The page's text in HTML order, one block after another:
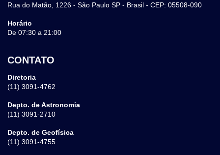
Rua do Matão, 1226 - São Paulo SP - Brasil - CEP: 05508-090
Horário
De 07:30 a 21:00
CONTATO
Diretoria
(11) 3091-4762
Depto. de Astronomia
(11) 3091-2710
Depto. de Geofísica
(11) 3091-4755